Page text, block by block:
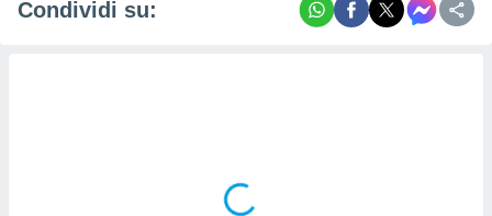
Condividi su: